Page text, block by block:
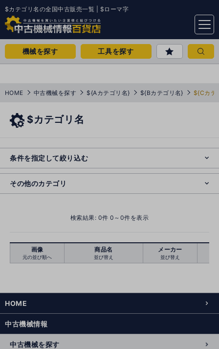
$カテゴリ名の全国中古販売一覧 | $ローマ字
menu
機械を探す 工具を探す
HOME 中古機械を探す ${Aカテゴリ名} ${Bカテゴリ名} ${Cカテ
$カテゴリ名
条件を指定して絞り込む
絞り込む クリア
その他のカテゴリ
o
s
e
検索結果: 0件 0～0件を表示
画像
元の並び順へ
商品名
並び替え
メーカー
並び替え
HOME
中古機械情報
中古機械を探す